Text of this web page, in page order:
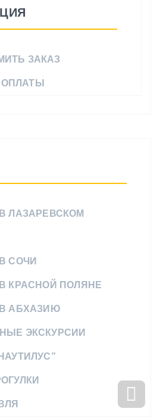
ЗАКАЗ
ЛАЗАРЕВСКОМ
СОЧИ
КРАСНОЙ ПОЛЯНЕ
АБХАЗИЮ
ЭКСКУРСИИ